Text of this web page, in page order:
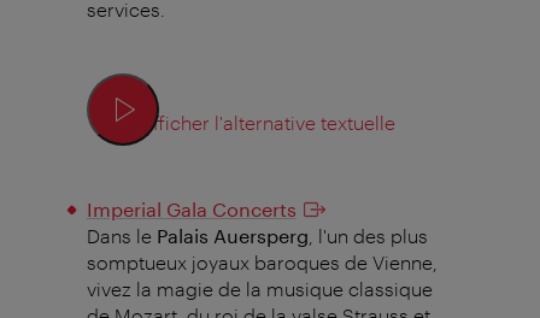
services.
Afficher l'alternative textuelle
Imperial Gala Concerts
Dans le Palais Auersperg , l'un des plus
somptueux joyaux baroques de Vienne,
vivez la magie de la musique classique